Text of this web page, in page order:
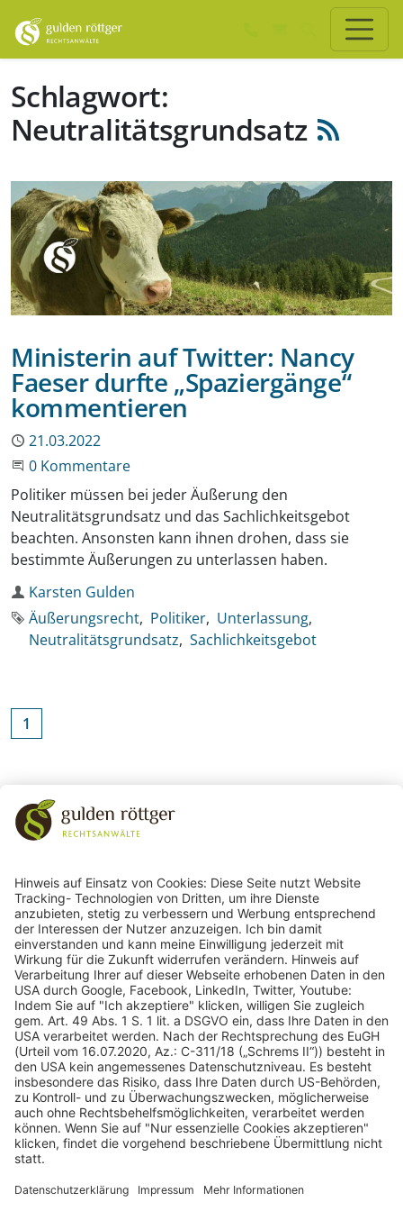
Schlagwort:
Neutralitätsgrundsatz
Ministerin auf Twitter: Nancy
Faeser durfte „Spaziergänge“
kommentieren
Publiziert
21.03.2022
Beginne eine Unterhaltung
0 Kommentare
Politiker müssen bei jeder Äußerung den
Neutralitätsgrundsatz und das Sachlichkeitsgebot
beachten. Ansonsten kann ihnen drohen, dass sie
bestimmte Äußerungen zu unterlassen haben.
Autor
Karsten Gulden
Schlagworte
Äußerungsrecht Politiker Unterlassung
Neutralitätsgrundsatz Sachlichkeitsgebot
1
Zurück zu den Schlagworten
gulden röttger rechtsanwälte
gulden röttger rechtsanwälte
Jean-Pierre-Jungels-Str.10
55126 Mainz
06131 240950
anfrage@ggr-law.com
Kontakt